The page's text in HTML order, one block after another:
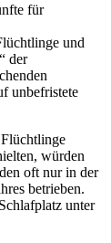
für
und
der
unbefristete
würden
oft nur in der
betrieben.
unter